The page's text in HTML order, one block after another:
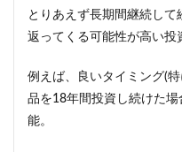
とりあえず長期間継続し
返ってくる可能性が高い投
例えば、良いタイミング(
品を18年間投資し続けた場
能。